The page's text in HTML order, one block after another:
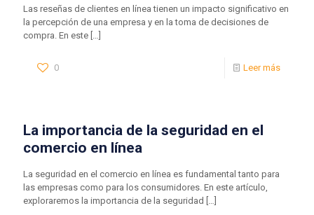
Las reseñas de clientes en línea tienen un impacto significativo en
la percepción de una empresa y en la toma de decisiones de
compra. En este […]
0 Leer más
La importancia de la seguridad en el
comercio en línea
La seguridad en el comercio en línea es fundamental tanto para
las empresas como para los consumidores. En este artículo,
exploraremos la importancia de la seguridad […]